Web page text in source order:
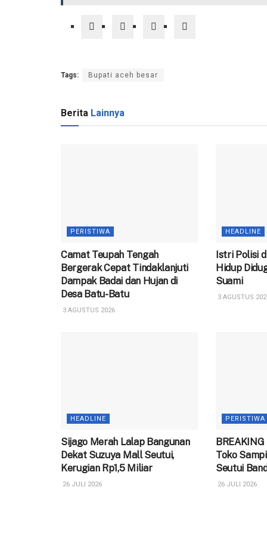
Tags: Bupati aceh besar
Berita Lainnya
PERISTIWA
Camat Teupah Tengah
Bergerak Cepat Tindaklanjuti
Dampak Badai dan Hujan di
Desa Batu-Batu
3 AGUSTUS 2026
HEADLINE
‎Istri Polisi
Hidup
Suami
3 AGUSTUS
HEADLINE
Sijago Merah Lalap Bangunan
Dekat Suzuya Mall Seutui,
Kerugian Rp1,5 Miliar
26 JULI 2026
PERISTIWA
Toko
Seutui
26 JULI 2026